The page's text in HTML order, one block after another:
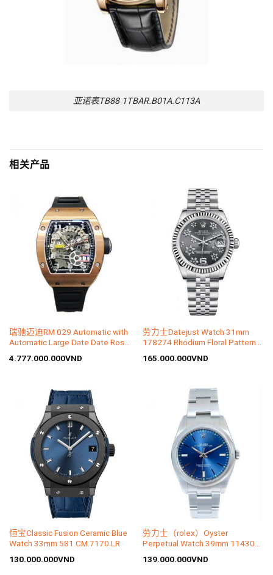
亚诺表TB88 1TBAR.B01A.C113A
相关产品
瑞驰迈迪RM 029 Automatic with
Automatic Large Date Date Rose
4.777.000.000VND
劳力士Datejust Watch 31mm
178274 Rhodium Floral Pattern
165.000.000VND
恒宝Classic Fusion Ceramic Blue
Watch 33mm 581.CM.7170.LR
130.000.000VND
劳力士（rolex）Oyster
Perpetual Watch 39mm 114300
139.000.000VND